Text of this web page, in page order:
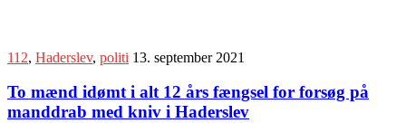
112, Haderslev, politi 13. september 2021
To mænd idømt i alt 12 års fængsel for forsøg på
manddrab med kniv i Haderslev